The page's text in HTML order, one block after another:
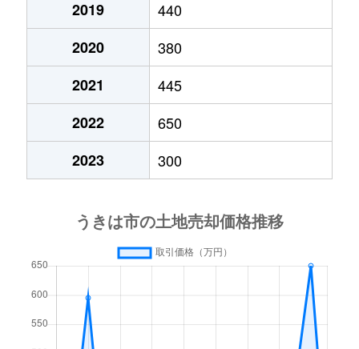
2019
440
2020
380
2021
445
2022
650
2023
300